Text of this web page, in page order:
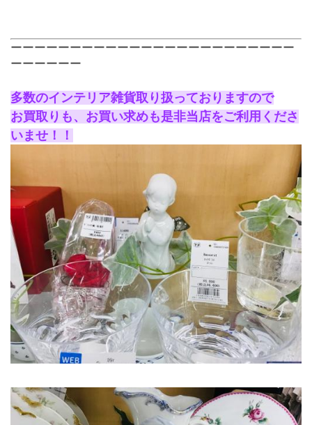
ーーーーーーーーーーーーーーーーーーーーーーーー
ーーーーーー
多数のインテリア雑貨取り扱っておりますので
お買取りも、お買い求めも是非当店をご利用くださ
いませ！！